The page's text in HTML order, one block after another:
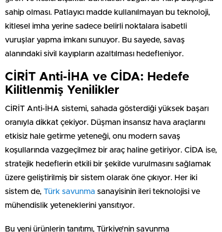
sahip olması. Patlayıcı madde kullanılmayan bu teknoloji,
kitlesel imha yerine sadece belirli noktalara isabetli
vuruşlar yapma imkanı sunuyor. Bu sayede, savaş
alanındaki sivil kayıpların azaltılması hedefleniyor.
CİRİT Anti-İHA ve CİDA: Hedefe
Kilitlenmiş Yenilikler
CİRİT Anti-İHA sistemi, sahada gösterdiği yüksek başarı
oranıyla dikkat çekiyor. Düşman insansız hava araçlarını
etkisiz hale getirme yeteneği, onu modern savaş
koşullarında vazgeçilmez bir araç haline getiriyor. CİDA ise,
stratejik hedeflerin etkili bir şekilde vurulmasını sağlamak
üzere geliştirilmiş bir sistem olarak öne çıkıyor. Her iki
sistem de, Türk savunma sanayisinin ileri teknolojisi ve
mühendislik yeteneklerini yansıtıyor.
Bu yeni ürünlerin tanıtımı, Türkiye’nin savunma